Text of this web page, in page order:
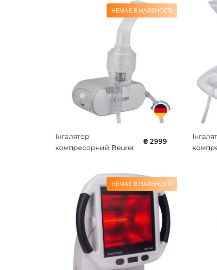
НЕМАЄ В НАЯВНОСТІ
Інгалятор
компресорний Beurer
₴ 2999
НЕМАЄ В НАЯВНОСТІ